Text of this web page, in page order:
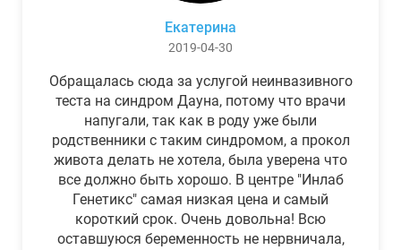
Екатерина
2019-04-30
Обращалась сюда за услугой неинвазивного
теста на синдром Дауна, потому что врачи
напугали, так как в роду уже были
родственники с таким синдромом, а прокол
живота делать не хотела, была уверена что
все должно быть хорошо. В центре "Инлаб
Генетикс" самая низкая цена и самый
короткий срок. Очень довольна! Всю
оставшуюся беременность не нервничала,